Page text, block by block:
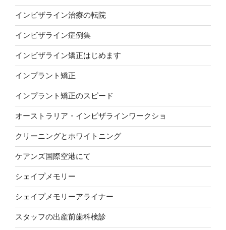
インビザライン治療の転院
インビザライン症例集
インビザライン矯正はじめます
インプラント矯正
インプラント矯正のスピード
オーストラリア・インビザラインワークショ
クリーニングとホワイトニング
ケアンズ国際空港にて
シェイプメモリー
シェイプメモリーアライナー
スタッフの出産前歯科検診